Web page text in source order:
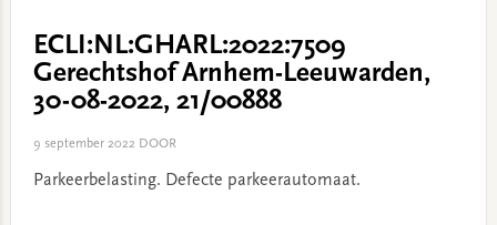
ECLI:NL:GHARL:2022:7509
Gerechtshof Arnhem-Leeuwarden,
30-08-2022, 21/00888
9 september 2022DOOR
Parkeerbelasting. Defecte parkeerautomaat.